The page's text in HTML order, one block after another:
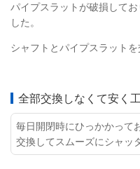
パイプスラットが破損して
した。
シャフトとパイプスラットを
全部交換しなくて安く
毎日開閉時にひっかかって
交換してスムーズにシャッ